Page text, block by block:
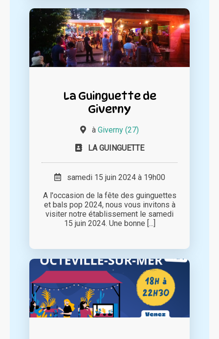
La Guinguette de
Giverny
à Giverny (27)
LA GUINGUETTE
samedi 15 juin 2024 à 19h00
A l'occasion de la fête des guinguettes
et bals pop 2024, nous vous invitons à
visiter notre établissement le samedi
15 juin 2024. Une bonne [...]